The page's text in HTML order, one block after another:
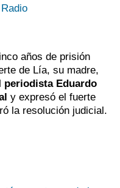
años de prisión
de Lía, su madre,
periodista Eduardo
y expresó el fuerte
la resolución judicial.